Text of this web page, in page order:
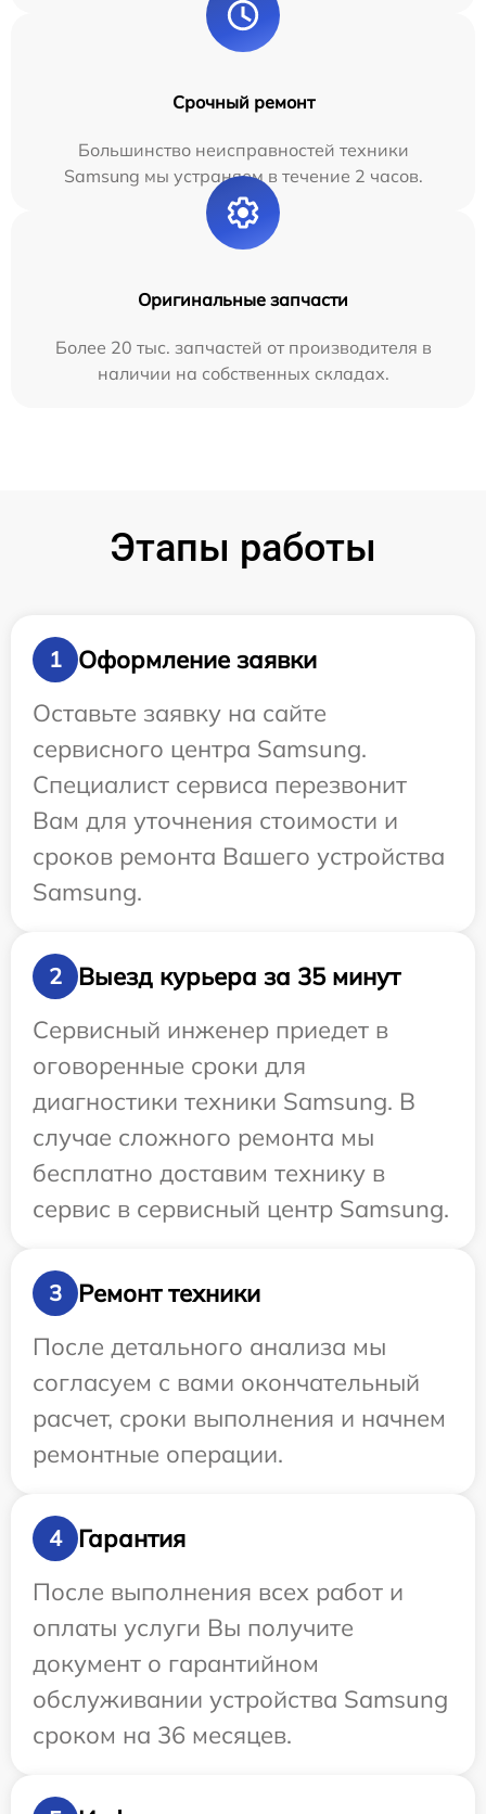
Срочный ремонт
Большинство неисправностей техники
Samsung мы устраняем в течение 2 часов.
Оригинальные запчасти
Более 20 тыс. запчастей от производителя в
наличии на собственных складах.
Этапы работы
1
Оформление заявки
Оставьте заявку на сайте
сервисного центра Samsung.
Специалист сервиса перезвонит
Вам для уточнения стоимости и
сроков ремонта Вашего устройства
Samsung.
2
Выезд курьера за 35 минут
Сервисный инженер приедет в
оговоренные сроки для
диагностики техники Samsung. В
случае сложного ремонта мы
бесплатно доставим технику в
сервис в сервисный центр Samsung.
3
Ремонт техники
После детального анализа мы
согласуем с вами окончательный
расчет, сроки выполнения и начнем
ремонтные операции.
4
Гарантия
После выполнения всех работ и
оплаты услуги Вы получите
документ о гарантийном
обслуживании устройства Samsung
сроком на 36 месяцев.